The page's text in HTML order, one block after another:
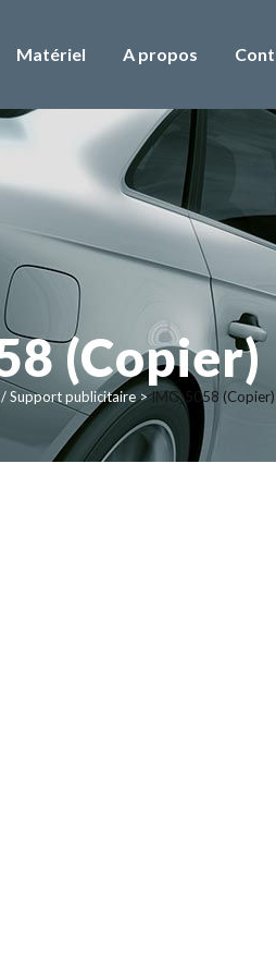
Matériel A propos
(Copier)
Support publicitaire>IMG_5058 (Copier)